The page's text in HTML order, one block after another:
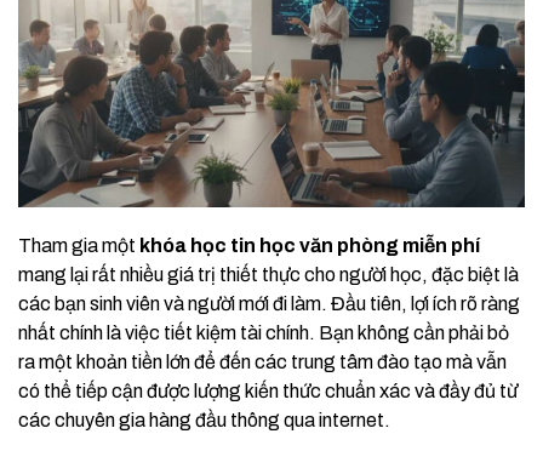
Tham gia một khóa học tin học văn phòng miễn phí
mang lại rất nhiều giá trị thiết thực cho người học, đặc biệt là
các bạn sinh viên và người mới đi làm. Đầu tiên, lợi ích rõ ràng
nhất chính là việc tiết kiệm tài chính. Bạn không cần phải bỏ
ra một khoản tiền lớn để đến các trung tâm đào tạo mà vẫn
có thể tiếp cận được lượng kiến thức chuẩn xác và đầy đủ từ
các chuyên gia hàng đầu thông qua internet.